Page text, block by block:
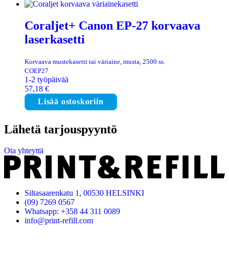
Coraljet+ Canon EP-27 korvaava
laserkasetti
Korvaava mustekasetti tai väriaine, musta, 2500 ss.
COEP27
1-2 työpäivää
57,18 €
Lisää ostoskoriin
Lähetä tarjouspyyntö
Ota yhteyttä
Siltasaarenkatu 1, 00530 HELSINKI
(09) 7269 0567
Whatsapp: +358 44 311 0089
info@print-refill.com